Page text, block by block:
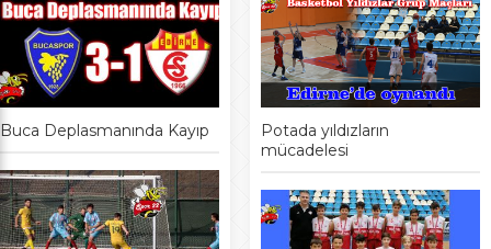
Buca Deplasmanında Kayıp
Potada yıldızların
mücadelesi